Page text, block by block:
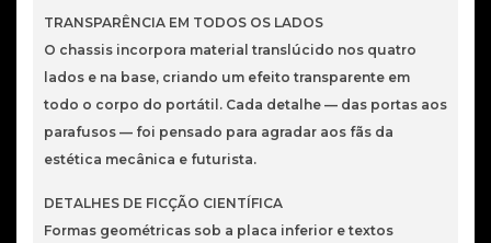
TRANSPARÊNCIA EM TODOS OS LADOS
O chassis incorpora material translúcido nos quatro
lados e na base, criando um efeito transparente em
todo o corpo do portátil. Cada detalhe — das portas aos
parafusos — foi pensado para agradar aos fãs da
estética mecânica e futurista.
DETALHES DE FICÇÃO CIENTÍFICA
Formas geométricas sob a placa inferior e textos